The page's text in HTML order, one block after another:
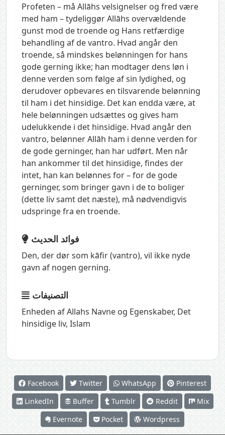
Profeten – må Allāhs velsignelser og fred være
med ham – tydeliggør Allāhs overvældende
gunst mod de troende og Hans retfærdige
behandling af de vantro. Hvad angår den
troende, så mindskes belønningen for hans
gode gerning ikke; han modtager dens løn i
denne verden som følge af sin lydighed, og
derudover opbevares en tilsvarende belønning
til ham i det hinsidige. Det kan endda være, at
hele belønningen udsættes og gives ham
udelukkende i det hinsidige. Hvad angår den
vantro, belønner Allāh ham i denne verden for
de gode gerninger, han har udført. Men når
han ankommer til det hinsidige, findes der
intet, han kan belønnes for – for de gode
gerninger, som bringer gavn i de to boliger
(dette liv samt det næste), må nødvendigvis
udspringe fra en troende.
فوائد الحديث
Den, der dør som kāfir (vantro), vil ikke nyde
gavn af nogen gerning.
التصنيفات
Enheden af Allahs Navne og Egenskaber, Det
hinsidige liv, Islam
Facebook Twitter WhatsApp
Pinterest
LinkedIn
Buffer Tumblr Reddit
Mix
Evernote
Pocket Wordpress